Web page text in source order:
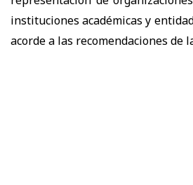
instituciones académicas y
acorde a las recomendaciones de